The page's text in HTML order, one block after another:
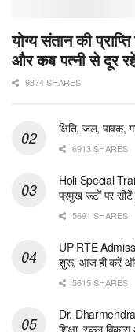
योग्य संतान की
और कब पत्नी से दूर
9874 SHARES
क्षिति, जल, पावक,
6913 SHARES
Holi Special
प्रमुख रूटों पर
5691 SHARES
UP RTE
शुरू, आज ही करें
5615 SHARES
Dr.
शिक्षा, स्कूल